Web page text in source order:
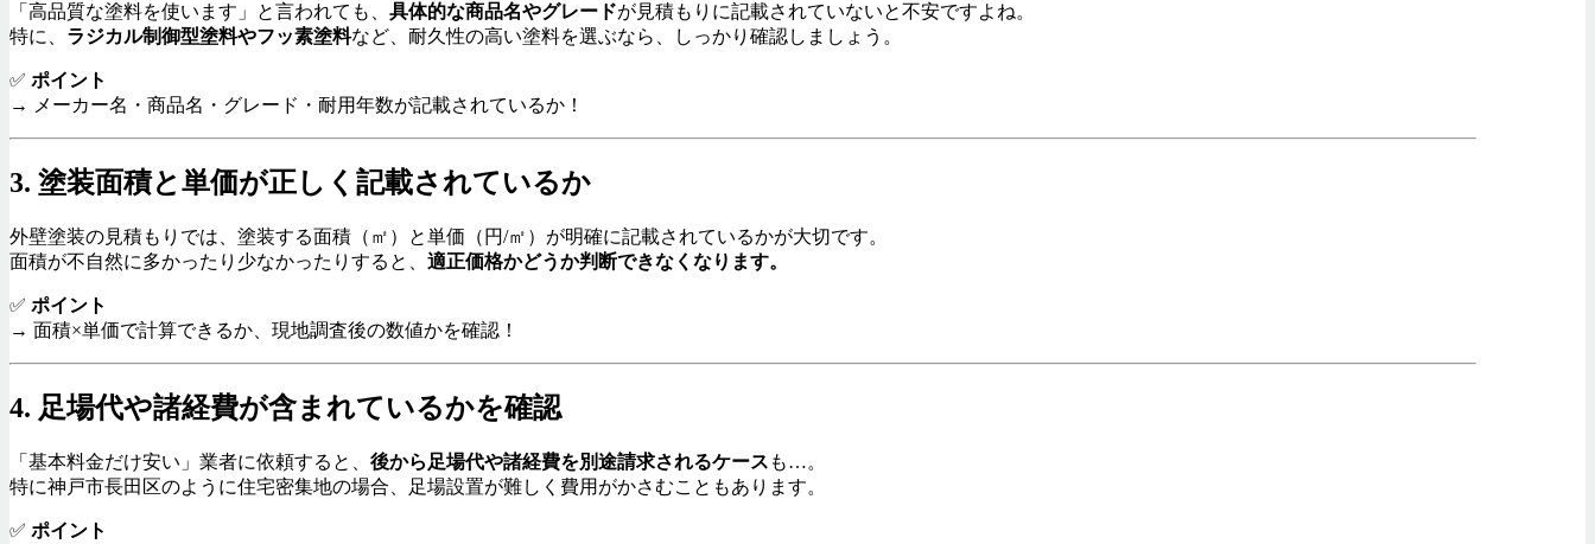
「高品質な塗料を使います」と言われても、 具体的な商品名やグレードが見積もりに記載されていないと不安ですよね。
特に、 ラジカル制御型塗料やフッ素塗料など、耐久性の高い塗料を選ぶなら、しっかり確認しましょう。
✅ ポイント
→ メーカー名・商品名・グレード・耐用年数が記載されているか！
3. 塗装面積と単価が正しく記載されているか
外壁塗装の見積もりでは、塗装する面積（㎡）と単価（円/㎡）が明確に記載されているかが大切です。
面積が不自然に多かったり少なかったりすると、 適正価格かどうか判断できなくなります。
✅ ポイント
→ 面積×単価で計算できるか、現地調査後の数値かを確認！
4. 足場代や諸経費が含まれているかを確認
「基本料金だけ安い」業者に依頼すると、 後から足場代や諸経費を別途請求されるケース も…。
特に神戸市長田区のように住宅密集地の場合、足場設置が難しく費用がかさむこともあります。
✅ ポイント